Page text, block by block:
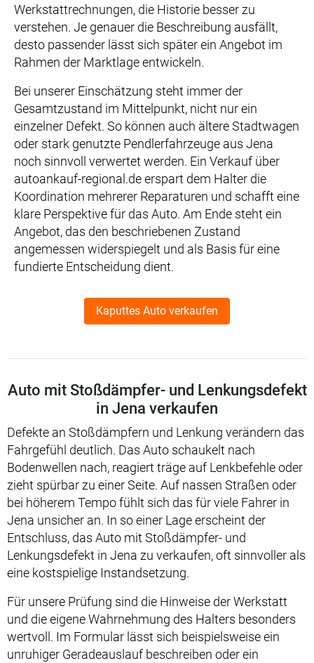
Werkstattrechnungen, die Historie besser zu
verstehen. Je genauer die Beschreibung ausfällt,
desto passender lässt sich später ein Angebot im
Rahmen der Marktlage entwickeln.
Bei unserer Einschätzung steht immer der
Gesamtzustand im Mittelpunkt, nicht nur ein
einzelner Defekt. So können auch ältere Stadtwagen
oder stark genutzte Pendlerfahrzeuge aus Jena
noch sinnvoll verwertet werden. Ein Verkauf über
autoankauf-regional.de erspart dem Halter die
Koordination mehrerer Reparaturen und schafft eine
klare Perspektive für das Auto. Am Ende steht ein
Angebot, das den beschriebenen Zustand
angemessen widerspiegelt und als Basis für eine
fundierte Entscheidung dient.
Kaputtes Auto verkaufen
Auto mit Stoßdämpfer- und Lenkungsdefekt
in Jena verkaufen
Defekte an Stoßdämpfern und Lenkung verändern das
Fahrgefühl deutlich. Das Auto schaukelt nach
Bodenwellen nach, reagiert träge auf Lenkbefehle oder
zieht spürbar zu einer Seite. Auf nassen Straßen oder
bei höherem Tempo fühlt sich das für viele Fahrer in
Jena unsicher an. In so einer Lage erscheint der
Entschluss, das Auto mit Stoßdämpfer- und
Lenkungsdefekt in Jena zu verkaufen, oft sinnvoller als
eine kostspielige Instandsetzung.
Für unsere Prüfung sind die Hinweise der Werkstatt
und die eigene Wahrnehmung des Halters besonders
wertvoll. Im Formular lässt sich beispielsweise ein
unruhiger Geradeauslauf beschreiben oder ein